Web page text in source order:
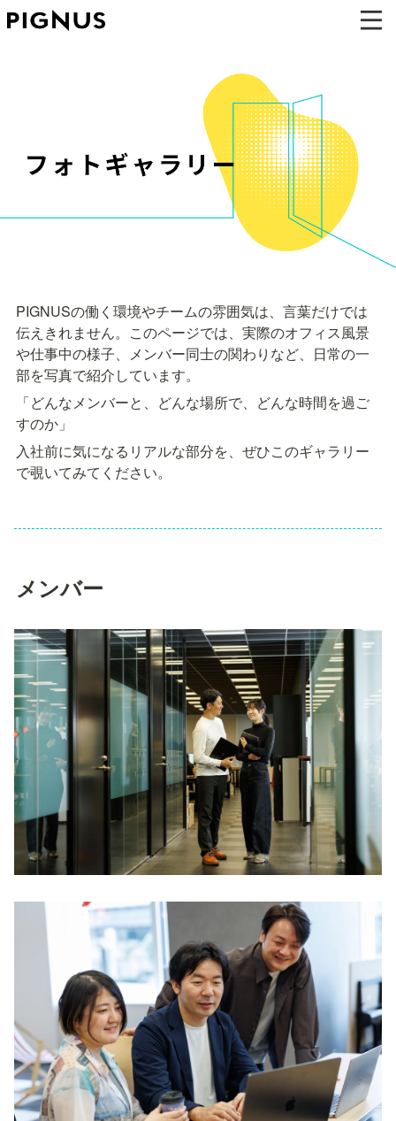
PIGNUSの働く環境やチームの雰囲気は、言葉だけでは
伝えきれません。このページでは、実際のオフィス風景
や仕事中の様子、メンバー同士の関わりなど、日常の一
部を写真で紹介しています。
「どんなメンバーと、どんな場所で、どんな時間を過ご
すのか」
入社前に気になるリアルな部分を、ぜひこのギャラリー
で覗いてみてください。
メンバー